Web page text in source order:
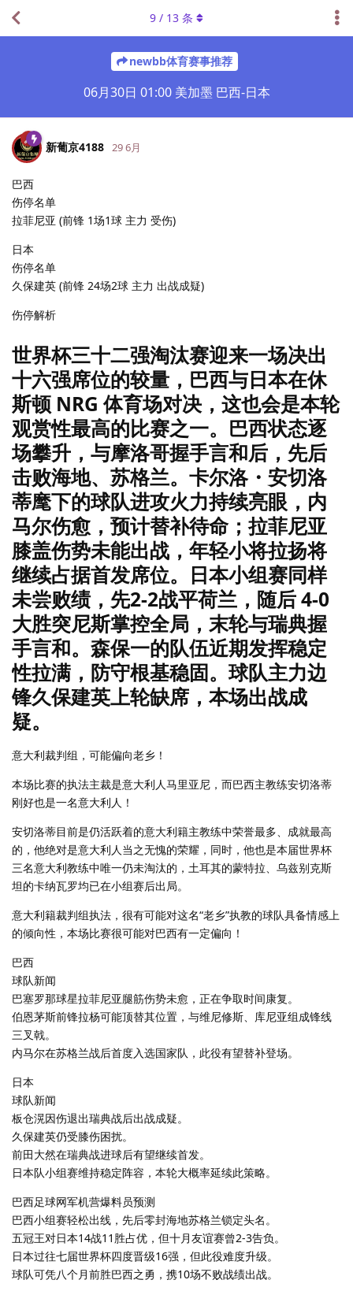
newbb体育赛事推荐
06月30日 01:00 美加墨 巴西-日本
9 / 13 条
新葡京4188 29 6月
巴西
伤停名单
拉菲尼亚 (前锋 1场1球 主力 受伤)
日本
伤停名单
久保建英 (前锋 24场2球 主力 出战成疑)
伤停解析
世界杯三十二强淘汰赛迎来一场决出
十六强席位的较量，巴西与日本在休
斯顿 NRG 体育场对决，这也会是本轮
观赏性最高的比赛之一。巴西状态逐
场攀升，与摩洛哥握手言和后，先后
击败海地、苏格兰。卡尔洛・安切洛
蒂麾下的球队进攻火力持续亮眼，内
马尔伤愈，预计替补待命；拉菲尼亚
膝盖伤势未能出战，年轻小将拉扬将
继续占据首发席位。日本小组赛同样
未尝败绩，先2-2战平荷兰，随后 4-0
大胜突尼斯掌控全局，末轮与瑞典握
手言和。森保一的队伍近期发挥稳定
性拉满，防守根基稳固。球队主力边
锋久保建英上轮缺席，本场出战成
疑。
意大利裁判组，可能偏向老乡！
本场比赛的执法主裁是意大利人马里亚尼，而巴西主教练安切洛蒂
刚好也是一名意大利人！
安切洛蒂目前是仍活跃着的意大利籍主教练中荣誉最多、成就最高
的，他绝对是意大利人当之无愧的荣耀，同时，他也是本届世界杯
三名意大利教练中唯一仍未淘汰的，土耳其的蒙特拉、乌兹别克斯
坦的卡纳瓦罗均已在小组赛后出局。
意大利籍裁判组执法，很有可能对这名“老乡”执教的球队具备情感上
的倾向性，本场比赛很可能对巴西有一定偏向！
巴西
球队新闻
巴塞罗那球星拉菲尼亚腿筋伤势未愈，正在争取时间康复。
伯恩茅斯前锋拉杨可能顶替其位置，与维尼修斯、库尼亚组成锋线
三叉戟。
内马尔在苏格兰战后首度入选国家队，此役有望替补登场。
日本
球队新闻
板仓滉因伤退出瑞典战后出战成疑。
久保建英仍受膝伤困扰。
前田大然在瑞典战进球后有望继续首发。
日本队小组赛维持稳定阵容，本轮大概率延续此策略。
巴西足球网军机营爆料员预测
巴西小组赛轻松出线，先后零封海地苏格兰锁定头名。
五冠王对日本14战11胜占优，但十月友谊赛曾2-3告负。
日本过往七届世界杯四度晋级16强，但此役难度升级。
球队可凭八个月前胜巴西之勇，携10场不败战绩出战。